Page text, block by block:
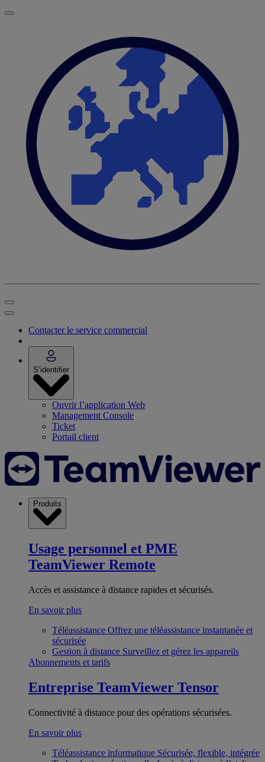
Contacter le service commercial
S’identifier
Ouvrir l’application Web
Management Console
Ticket
Portail client
Produits
Usage personnel et PME
TeamViewer Remote
Accès et assistance à distance rapides et sécurisés.
En savoir plus
Téléassistance Offrez une téléassistance instantanée et
sécurisée
Gestion à distance Surveillez et gérez les appareils
Abonnements et tarifs
Entreprise TeamViewer Tensor
Connectivité à distance pour des opérations sécurisées.
En savoir plus
Téléassistance informatique Sécurisée, flexible, intégrée